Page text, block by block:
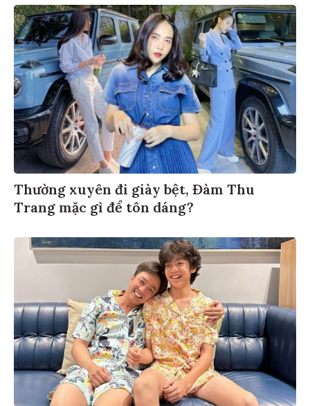
Thường xuyên đi giày bệt, Đàm Thu
Trang mặc gì để tôn dáng?